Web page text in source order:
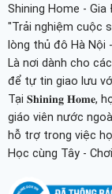
Shining Home - Gia
"Trải nghiệm cuộc
lòng thủ đô Hà Nội
Là nơi dành cho
để tự tin giao lưu
Tại 𝐒𝐡𝐢𝐧𝐢𝐧𝐠 𝐇𝐨𝐦𝐞,
giáo viên nước
hỗ trợ trong việc
Học cùng Tây -